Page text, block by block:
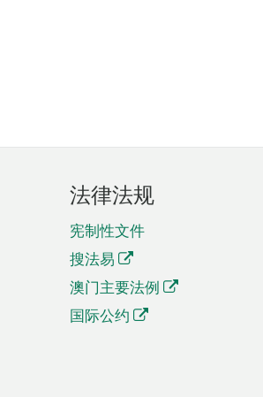
法律法规
宪制性文件
搜法易
澳门主要法例
国际公约